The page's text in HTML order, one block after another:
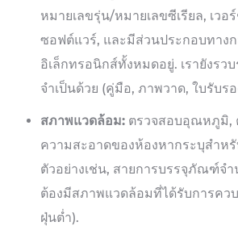
หมายเลขรุ่น/หมายเลขซีเรียล, เวอ
ซอฟต์แวร์, และมีส่วนประกอบทาง
อิเล็กทรอนิกส์ทั้งหมดอยู่. เรายังรว
จำเป็นด้วย (คู่มือ, ภาพวาด, ใบรับร
สภาพแวดล้อม: ตรวจสอบอุณหภูมิ,
ความสะอาดของห้องหากระบุสำห
ตัวอย่างเช่น, สายการบรรจุภัณฑ์จ
ต้องมีสภาพแวดล้อมที่ได้รับการคว
ฝุ่นต่ำ).